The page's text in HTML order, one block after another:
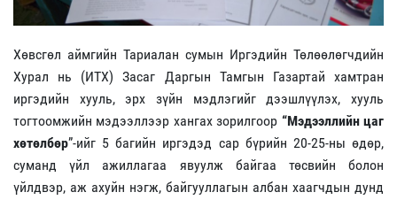
Хөвсгөл аймгийн Тариалан сумын Иргэдийн Төлөөлөгчдийн
Хурал нь (ИТХ) Засаг Даргын Тамгын Газартай хамтран
иргэдийн хууль, эрх зүйн мэдлэгийг дээшлүүлэх, хууль
тогтоомжийн мэдээллээр хангах зорилгоор “Мэдээллийн цаг
хөтөлбөр”-ийг 5 багийн иргэдэд сар бүрийн 20-25-ны өдөр,
суманд үйл ажиллагаа явуулж байгаа төсвийн болон
үйлдвэр, аж ахуйн нэгж, байгууллагын албан хаагчдын дунд